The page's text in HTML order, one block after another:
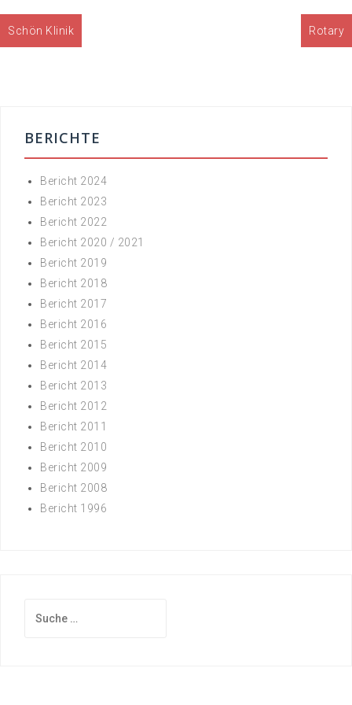
Beitrags-
Navigation
Schön Klinik Rotary
BERICHTE
Bericht 2024
Bericht 2023
Bericht 2022
Bericht 2020 / 2021
Bericht 2019
Bericht 2018
Bericht 2017
Bericht 2016
Bericht 2015
Bericht 2014
Bericht 2013
Bericht 2012
Bericht 2011
Bericht 2010
Bericht 2009
Bericht 2008
Bericht 1996
nach: